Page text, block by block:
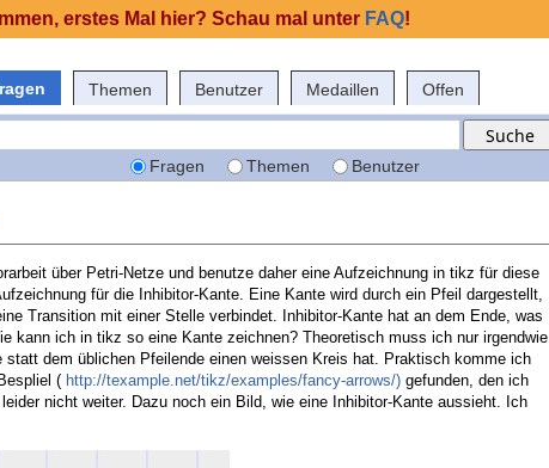
Themen Benutzer Medaillen Offen
Fragen Themen Benutzer
über Petri-Netze und benutze daher eine Aufzeichnung in tikz für diese
für die Inhibitor-Kante. Eine Kante wird durch ein Pfeil dargestellt,
Transition mit einer Stelle verbindet. Inhibitor-Kante hat an dem Ende, was
kann ich in tikz so eine Kante zeichnen? Theoretisch muss ich nur irgendwie
statt dem üblichen Pfeilende einen weissen Kreis hat. Praktisch komme ich
( http://texample.net/tikz/examples/fancy-arrows/) gefunden, den ich
nicht weiter. Dazu noch ein Bild, wie eine Inhibitor-Kante aussieht. Ich
erstes Mal hier? Schau mal unter FAQ!